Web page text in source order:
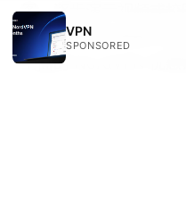
图、逐步演示视频或校
续关注我们的频道与
上面的 NordVPN 优惠
VPN
SPONSORED